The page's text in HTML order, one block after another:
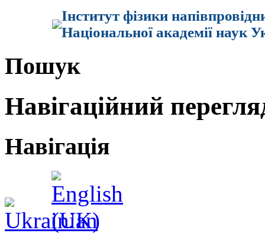
Інститут фізики
Національної академії наук
Пошук
Навігаційний
Навігація